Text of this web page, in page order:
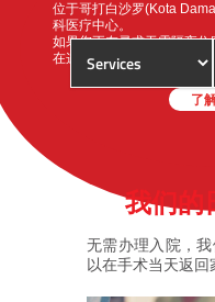
位于哥打白沙罗(Kota
科医疗中心。
如果您正在寻求无需隔夜
在这里为您竭诚服务！
了
我们的
无需办理入院，
以在手术当天返回